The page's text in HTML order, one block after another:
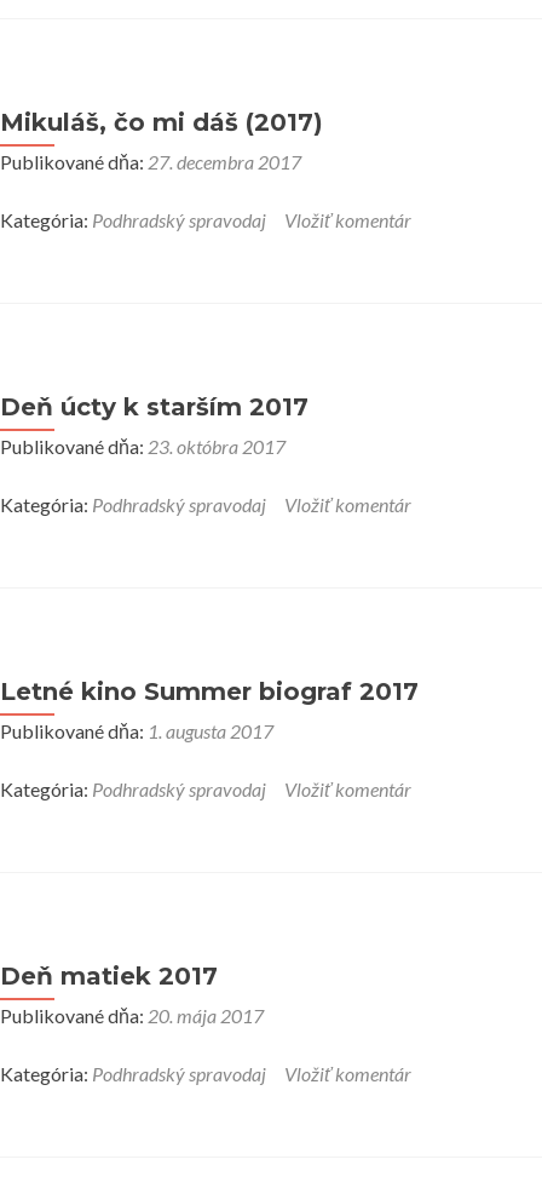
Mikuláš, čo mi dáš (2017)
Publikované dňa: 27. decembra 2017
Kategória: Podhradský spravodaj Vložiť komentár
Deň úcty k starším 2017
Publikované dňa: 23. októbra 2017
Kategória: Podhradský spravodaj Vložiť komentár
Letné kino Summer biograf 2017
Publikované dňa: 1. augusta 2017
Kategória: Podhradský spravodaj Vložiť komentár
Deň matiek 2017
Publikované dňa: 20. mája 2017
Kategória: Podhradský spravodaj Vložiť komentár